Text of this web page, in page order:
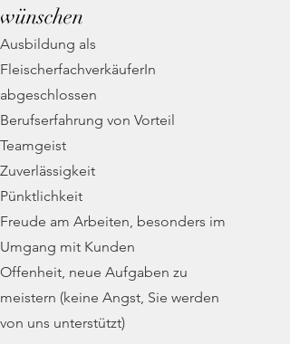
wünschen
Ausbildung als
FleischerfachverkäuferIn
abgeschlossen
Berufserfahrung von Vorteil
Teamgeist
Zuverlässigkeit
Pünktlichkeit
Freude am Arbeiten, besonders im
Umgang mit Kunden
Offenheit, neue Aufgaben zu
meistern (keine Angst, Sie werden
von uns unterstützt)